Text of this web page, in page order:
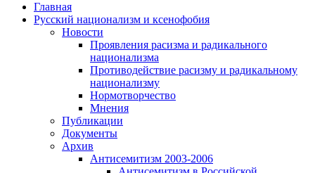
Главная
Русский национализм и ксенофобия
Новости
Проявления расизма и радикального
национализма
Противодействие расизму и радикальному
национализму
Нормотворчество
Мнения
Публикации
Документы
Архив
Антисемитизм 2003-2006